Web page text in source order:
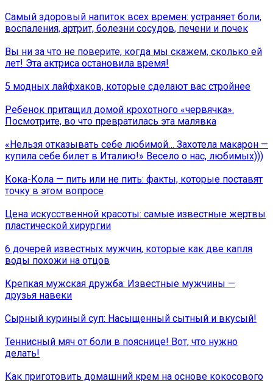
Самый здоровый напиток всех времен: устраняет боли,
воспаления, артрит, болезни сосудов, печени и почек
Вы ни за что не поверите, когда мы скажем, сколько ей
лет! Эта актриса остановила время!
5 модных лайфхаков, которые сделают вас стройнее
Ребенок притащил домой крохотного «червячка».
Посмотрите, во что превратилась эта малявка
«Нельзя отказывать себе любимой… Захотела макарон —
купила себе билет в Италию!» Весело о нас, любимых)))
Кока-Кола — пить или не пить: факты, которые поставят
точку в этом вопросе
Цена искусственной красоты: самые известные жeртвы
пластической хирургии
6 дочерей известных мужчин, которые как две капля
воды похожи на отцов
Крепкая мужская дружба: Известные мужчины —
друзья навеки
Сырный куриный суп: Насыщенный сытный и вкусый!
Теннисный мяч от боли в пояснице! Вот, что нужно
делать!
Как приготовить домашний крем на основе кокосового